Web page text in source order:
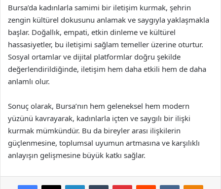
Bursa’da kadınlarla samimi bir iletişim kurmak, şehrin
zengin kültürel dokusunu anlamak ve saygıyla yaklaşmakla
başlar. Doğallık, empati, etkin dinleme ve kültürel
hassasiyetler, bu iletişimi sağlam temeller üzerine oturtur.
Sosyal ortamlar ve dijital platformlar doğru şekilde
değerlendirildiğinde, iletişim hem daha etkili hem de daha
anlamlı olur.
Sonuç olarak, Bursa’nın hem geleneksel hem modern
yüzünü kavrayarak, kadınlarla içten ve saygılı bir ilişki
kurmak mümkündür. Bu da bireyler arası ilişkilerin
güçlenmesine, toplumsal uyumun artmasına ve karşılıklı
anlayışın gelişmesine büyük katkı sağlar.
Facebook
X LinkedInTumblr PinterestReddit VKontakte